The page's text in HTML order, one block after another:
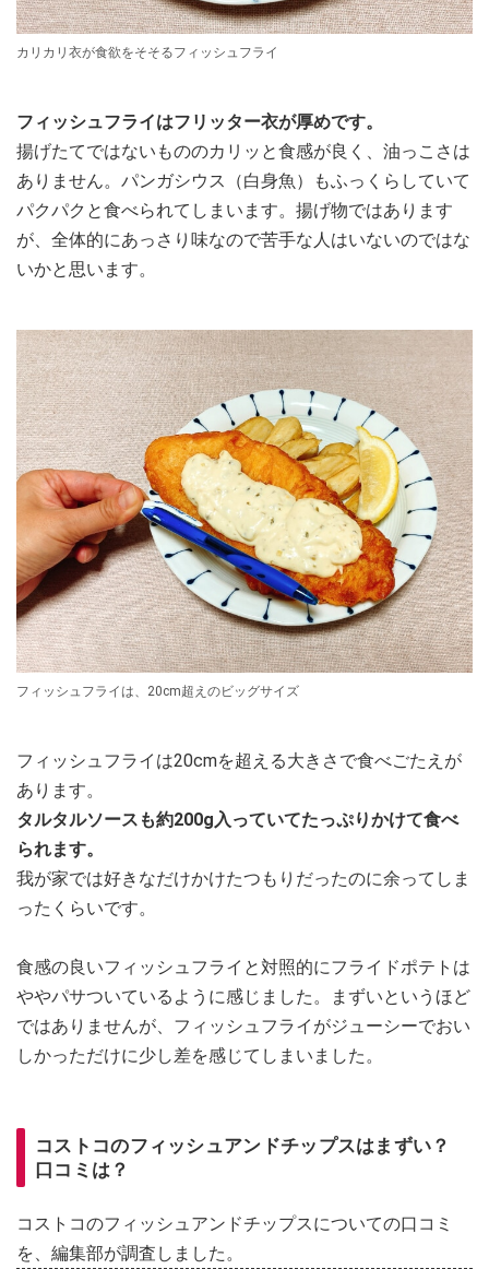
カリカリ衣が食欲をそそるフィッシュフライ
フィッシュフライはフリッター衣が厚めです。
揚げたてではないもののカリッと食感が良く、油っこさは
ありません。パンガシウス（白身魚）もふっくらしていて
パクパクと食べられてしまいます。揚げ物ではあります
が、全体的にあっさり味なので苦手な人はいないのではな
いかと思います。
フィッシュフライは、20cm超えのビッグサイズ
フィッシュフライは20cmを超える大きさで食べごたえが
あります。
タルタルソースも約200g入っていてたっぷりかけて食べ
られます。
我が家では好きなだけかけたつもりだったのに余ってしま
ったくらいです。
食感の良いフィッシュフライと対照的にフライドポテトは
ややパサついているように感じました。まずいというほど
ではありませんが、フィッシュフライがジューシーでおい
しかっただけに少し差を感じてしまいました。
コストコのフィッシュアンドチップスはまずい？
口コミは？
コストコのフィッシュアンドチップスについての口コミ
を、編集部が調査しました。